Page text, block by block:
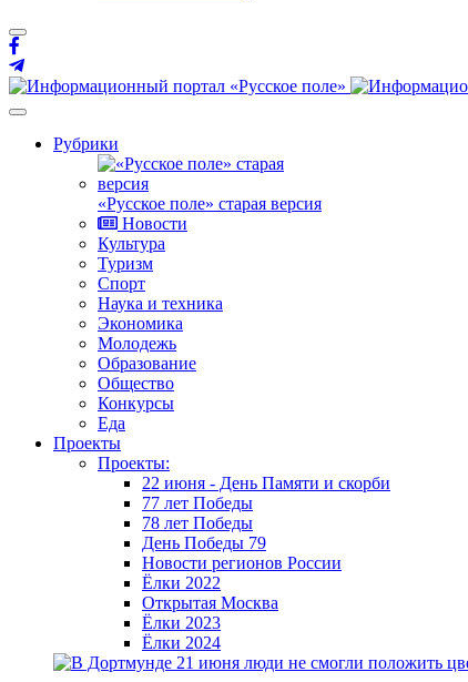
Рубрики
«Русское поле» старая версия
Новости
Культура
Туризм
Спорт
Наука и техника
Экономика
Молодежь
Образование
Общество
Конкурсы
Еда
Проекты
Проекты:
22 июня - День Памяти и скорби
77 лет Победы
78 лет Победы
День Победы 79
Новости регионов России
Ёлки 2022
Открытая Москва
Ёлки 2023
Ёлки 2024